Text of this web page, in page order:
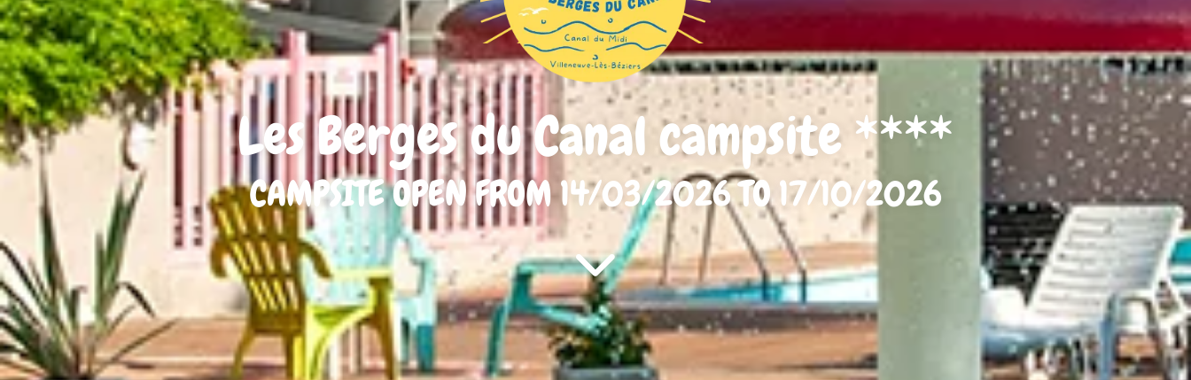
Les Berges du Canal campsite ****
CAMPSITE OPEN FROM 14/03/2026 TO 17/10/2026